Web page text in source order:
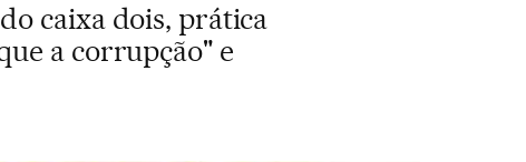
caixa dois, prática
a corrupção" e